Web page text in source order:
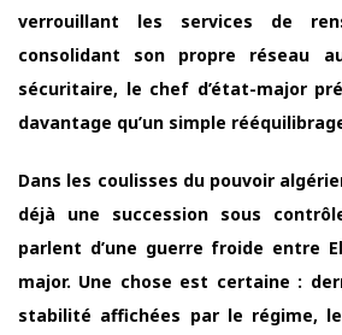
verrouillant les services de
consolidant son propre réseau
sécuritaire, le chef d’état-major
davantage qu’un simple
Dans les coulisses du pouvoir
déjà une succession sous
parlent d’une guerre froide entre
major. Une chose est certaine :
stabilité affichées par le régime,